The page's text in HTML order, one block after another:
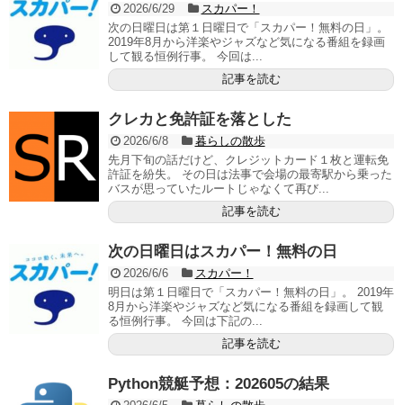
2026/6/29
スカパー！
次の日曜日は第１日曜日で「スカパー！無料の日」。
2019年8月から洋楽やジャズなど気になる番組を録画
して観る恒例行事。 今回は...
記事を読む
クレカと免許証を落とした
2026/6/8
暮らしの散歩
先月下旬の話だけど、クレジットカード１枚と運転免
許証を紛失。 その日は法事で会場の最寄駅から乗った
バスが思っていたルートじゃなくて再び...
記事を読む
次の日曜日はスカパー！無料の日
2026/6/6
スカパー！
明日は第１日曜日で「スカパー！無料の日」。 2019年
8月から洋楽やジャズなど気になる番組を録画して観
る恒例行事。 今回は下記の...
記事を読む
Python競艇予想：202605の結果